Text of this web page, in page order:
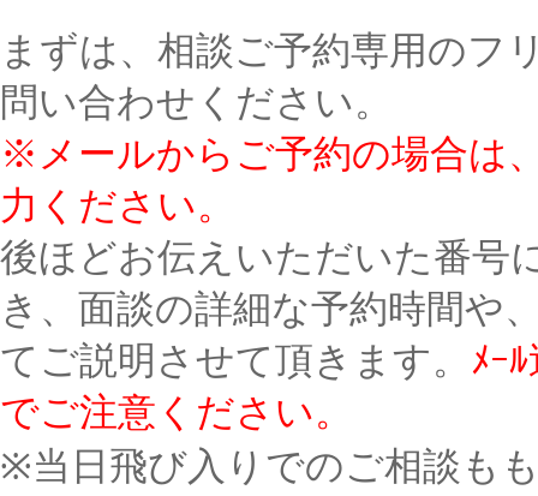
まずは、相談ご予約専用のフ
問い合わせください。
※メールからご予約の場合は
力ください。
後ほどお伝えいただいた番号
き、面談の詳細な予約時間や
てご説明させて頂きます。 ﾒｰ
でご注意ください。
※当日飛び入りでのご相談も